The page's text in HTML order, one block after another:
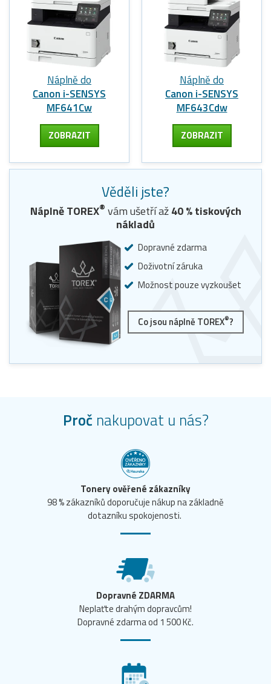
Náplně do
Canon i-SENSYS
MF641Cw
ZOBRAZIT
Náplně do
Canon i-SENSYS
MF643Cdw
ZOBRAZIT
Věděli jste?
Náplně TOREX® vám ušetří až40% tiskových
nákladů
Dopravné zdarma
Doživotní záruka
Možnost pouze vyzkoušet
Co jsou náplně TOREX®?
Proč nakupovat u nás?
Tonery ověřené zákazníky
98 % zákazníků doporučuje nákup na základně
dotazníku spokojenosti.
Dopravné ZDARMA
Neplaťte drahým dopravcům!
Dopravné zdarma od 1 500 Kč.